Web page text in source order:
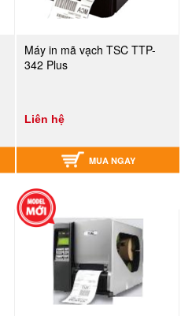
Máy in mã vạch TSC TTP-
342 Plus
Liên hệ
MUA NGAY